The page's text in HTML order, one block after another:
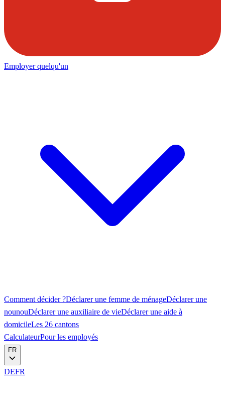
Employer quelqu'un
Comment décider ?Déclarer une femme de ménageDéclarer une
nounouDéclarer une auxiliaire de vieDéclarer une aide à
domicileLes 26 cantons
CalculateurPour les employés
FR
DEFR